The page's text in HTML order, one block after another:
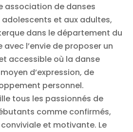
association de danses
et aux adultes,
dans le département du
avec l’envie de proposer un
accessible où la danse
d’expression, de
personnel.
tous les passionnés de
comme confirmés,
et motivante. Le